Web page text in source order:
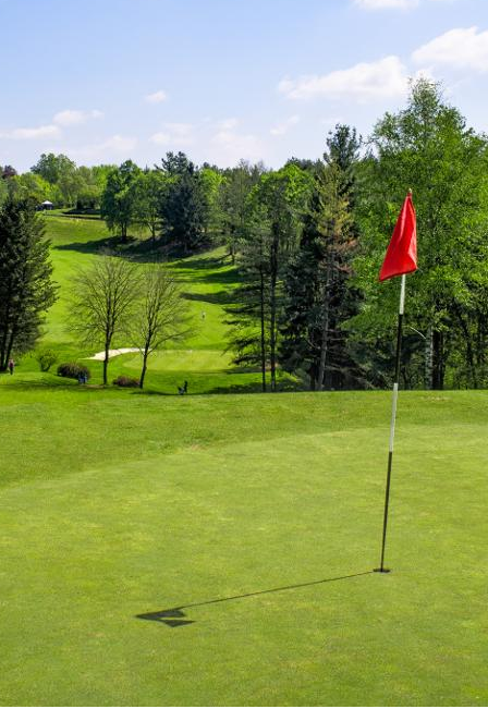
: martes (salvo abril-octubre)